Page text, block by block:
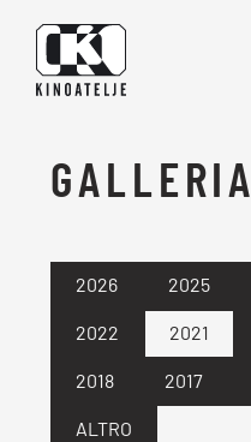
GALLERIA
2026 2025
2022 2021
2018 2017
ALTRO